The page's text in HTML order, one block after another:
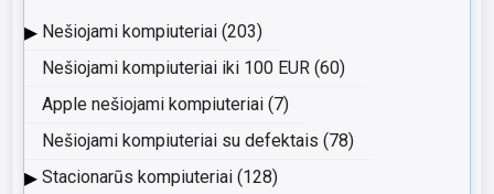
▸ Nešiojami kompiuteriai (203)
Nešiojami kompiuteriai iki 100 EUR (60)
Apple nešiojami kompiuteriai (7)
Nešiojami kompiuteriai su defektais (78)
▸ Stacionarūs kompiuteriai (128)